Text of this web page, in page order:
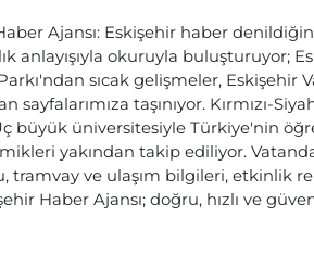
Ajansı: Eskişehir haber
anlayışıyla okuruyla buluşturuyor;
sıcak gelişmeler,
taşınıyor. Kırmızı-
büyük üniversitesiyle Türkiye'nin
yakından takip ediliyor.
tramvay ve ulaşım bilgileri, etkinlik
Haber Ajansı; doğru, hızlı ve